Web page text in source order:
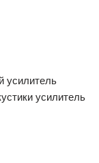
усилитель
усилитель